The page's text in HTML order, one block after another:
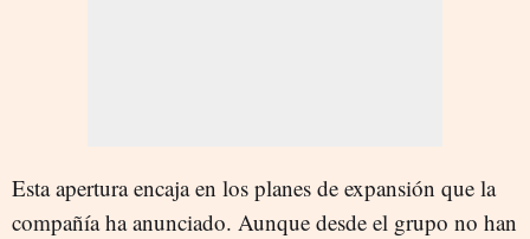
Esta apertura encaja en los planes de expansión que la
compañía ha anunciado. Aunque desde el grupo no han